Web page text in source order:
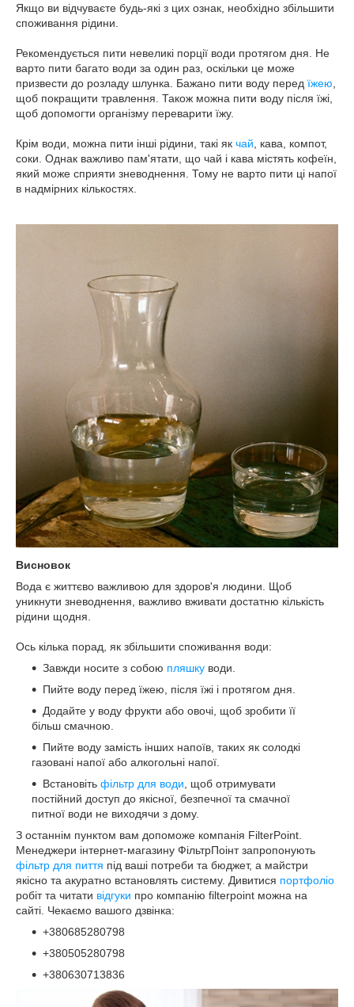
Якщо ви відчуваєте будь-які з цих ознак, необхідно збільшити
споживання рідини.
Рекомендується пити невеликі порції води протягом дня. Не
варто пити багато води за один раз, оскільки це може
призвести до розладу шлунка. Бажано пити воду перед їжею
щоб покращити травлення. Також можна пити воду після їжі,
щоб допомогти організму переварити їжу.
Крім води, можна пити інші рідини, такі як чай , кава, компот,
соки. Однак важливо пам'ятати, що чай і кава містять кофеїн,
який може сприяти зневоднення. Тому не варто пити ці напої
в надмірних кількостях.
Висновок
Вода є життєво важливою для здоров'я людини. Щоб
уникнути зневоднення, важливо вживати достатню кількість
рідини щодня.
Ось кілька порад, як збільшити споживання води:
Завжди носите з собою пляшку води.
Пийте воду перед їжею, після їжі і протягом дня.
Додайте у воду фрукти або овочі, щоб зробити її
більш смачною.
Пийте воду замість інших напоїв, таких як солодкі
газовані напої або алкогольні напої.
Встановіть фільтр для води , щоб отримувати
постійний доступ до якісної, безпечної та смачної
питної води не виходячи з дому.
З останнім пунктом вам допоможе компанія FilterPoint.
Менеджери інтернет-магазину ФільтрПоінт запропонують
фільтр для пиття під ваші потреби та бюджет, а майстри
якісно та акуратно встановлять систему. Дивитися портфоліо
робіт та читати відгуки про компанію filterpoint можна на
сайті. Чекаємо вашого дзвінка:
+380685280798
+380505280798
+380630713836